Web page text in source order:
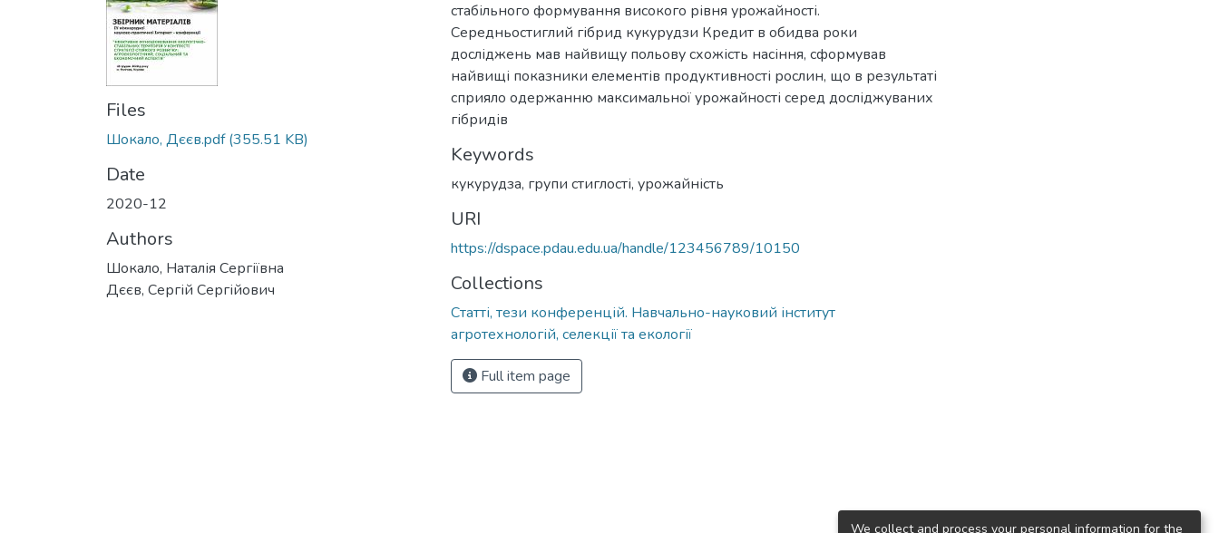
Files
Шокало, Дєєв.pdf(355.51 KB)
Date
2020-12
Authors
Шокало, Наталія Сергіївна
Дєєв, Сергій Сергійович
стабільного формування високого рівня урожайності.
Середньостиглий гібрид кукурудзи Кредит в обидва роки
досліджень мав найвищу польову схожість насіння, сформував
найвищі показники елементів продуктивності рослин, що в результаті
сприяло одержанню максимальної урожайності серед досліджуваних
гібридів
Keywords
кукурудза, групи стиглості, урожайність
URI
https://dspace.pdau.edu.ua/handle/123456789/10150
Collections
Статті, тези конференцій. Навчально-науковий інститут
агротехнологій, селекції та екології
Full item page
We collect and process your personal information for the